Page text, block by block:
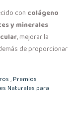
con colágeno
y minerales
, mejorar la
de proporcionar
,Premios
Naturales para